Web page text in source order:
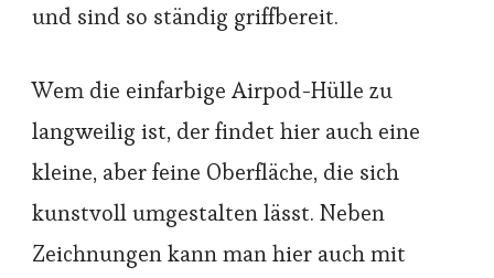
und sind so ständig griffbereit.
Wem die einfarbige Airpod-Hülle zu
langweilig ist, der findet hier auch eine
kleine, aber feine Oberfläche, die sich
kunstvoll umgestalten lässt. Neben
Zeichnungen kann man hier auch mit